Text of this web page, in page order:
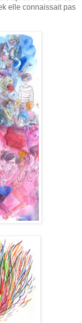
elle connaissait pas